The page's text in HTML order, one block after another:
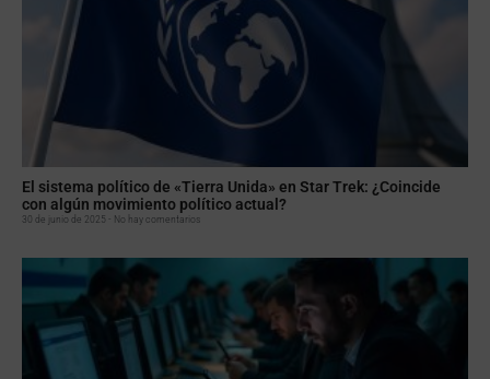
El sistema político de «Tierra Unida» en Star Trek: ¿Coincide
con algún movimiento político actual?
30 de junio de 2025 No hay comentarios